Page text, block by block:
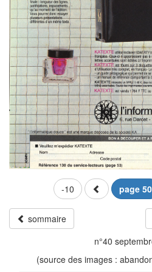
-10 page 50
sommaire
n°40
(source des images :